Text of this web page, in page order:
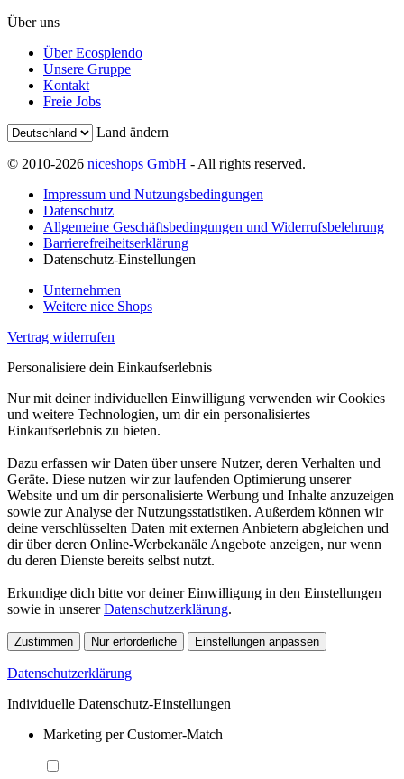
Über uns
Über Ecosplendo
Unsere Gruppe
Kontakt
Freie Jobs
Land ändern
© 2010-2026 niceshops GmbH - All rights reserved.
Impressum und Nutzungsbedingungen
Datenschutz
Allgemeine Geschäftsbedingungen und Widerrufsbelehrung
Barrierefreiheitserklärung
Datenschutz-Einstellungen
Unternehmen
Weitere nice Shops
Vertrag widerrufen
Personalisiere dein Einkaufserlebnis
Nur mit deiner individuellen Einwilligung verwenden wir Cookies
und weitere Technologien, um dir ein personalisiertes
Einkaufserlebnis zu bieten.
Dazu erfassen wir Daten über unsere Nutzer, deren Verhalten und
Geräte. Diese nutzen wir zur laufenden Optimierung unserer
Website und um dir personalisierte Werbung und Inhalte anzuzeigen
sowie zur Analyse der Nutzungsstatistiken. Außerdem können wir
deine verschlüsselten Daten mit externen Anbietern abgleichen und
dir über deren Online-Werbekanäle Angebote anzeigen, nur wenn
du deren Dienste bereits selbst nutzt.
Erkundige dich bitte vor deiner Einwilligung in den Einstellungen
sowie in unsererDatenschutzerklärung.
Zustimmen Nur erforderliche Einstellungen anpassen
Datenschutzerklärung
Individuelle Datenschutz-Einstellungen
Marketing per Customer-Match